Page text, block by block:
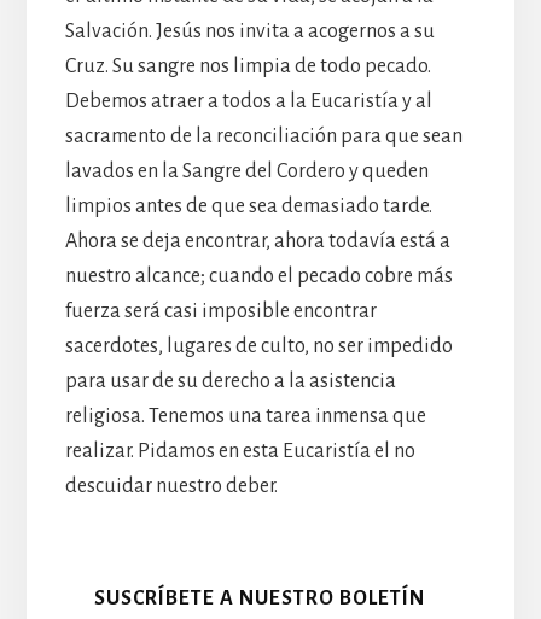
Salvación. Jesús nos invita a acogernos a su
Cruz. Su sangre nos limpia de todo pecado.
Debemos atraer a todos a la Eucaristía y al
sacramento de la reconciliación para que sean
lavados en la Sangre del Cordero y queden
limpios antes de que sea demasiado tarde.
Ahora se deja encontrar, ahora todavía está a
nuestro alcance; cuando el pecado cobre más
fuerza será casi imposible encontrar
sacerdotes, lugares de culto, no ser impedido
para usar de su derecho a la asistencia
religiosa. Tenemos una tarea inmensa que
realizar. Pidamos en esta Eucaristía el no
descuidar nuestro deber.
SUSCRÍBETE A NUESTRO BOLETÍN